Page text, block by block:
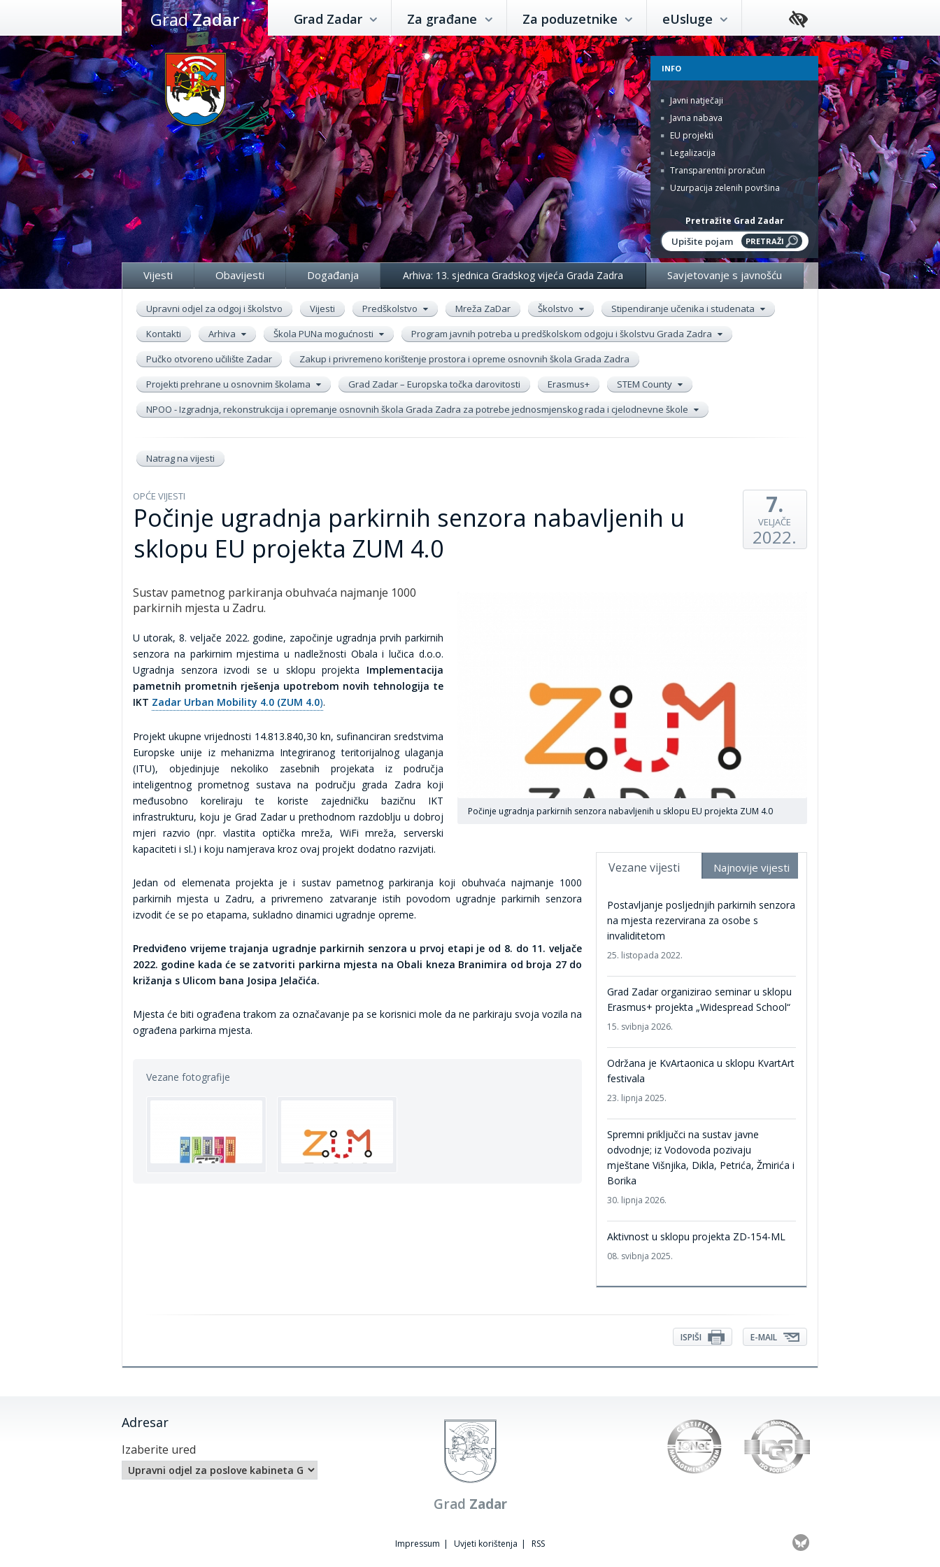
Preskoči
na
sadržaj
GradZadar Grad Zadar Za građane Za poduzetnike eUsluge
INFO
Javni natječaji
Javna nabava
EU projekti
Legalizacija
Transparentni proračun
Uzurpacija zelenih površina
Pretražite Grad Zadar
Vijesti Obavijesti Događanja Arhiva: 13. sjednica Gradskog vijeća Grada Zadra Savjetovanje s javnošću
Upravni odjel za odgoj i školstvo Vijesti Predškolstvo Mreža ZaDar Školstvo
Stipendiranje učenika i studenata
Kontakti
Arhiva Škola PUNa mogućnosti
Program javnih potreba u predškolskom odgoju i školstvu Grada Zadra
Pučko otvoreno učilište Zadar
Zakup i privremeno korištenje prostora i opreme osnovnih škola Grada Zadra
Projekti prehrane u osnovnim školama
Grad Zadar – Europska točka darovitosti Erasmus+
STEM County
NPOO - Izgradnja, rekonstrukcija i opremanje osnovnih škola Grada Zadra za potrebe jednosmjenskog rada i cjelodnevne škole
Natrag na vijesti
OPĆE VIJESTI
Počinje ugradnja parkirnih senzora nabavljenih u
sklopu EU projekta ZUM 4.0
7.
VELJAČE
2022.
Počinje ugradnja parkirnih senzora nabavljenih u sklopu EU projekta ZUM 4.0
Vezane vijesti Najnovije vijesti
Postavljanje posljednjih parkirnih senzora
na mjesta rezervirana za osobe s
invaliditetom
25. listopada 2022.
Grad Zadar organizirao seminar u sklopu
Erasmus+ projekta „Widespread School“
15. svibnja 2026.
Održana je KvArtaonica u sklopu KvartArt
festivala
23. lipnja 2025.
Spremni priključci na sustav javne
odvodnje; iz Vodovoda pozivaju
mještane Višnjika, Dikla, Petrića, Žmirića i
Borika
30. lipnja 2026.
Aktivnost u sklopu projekta ZD-154-ML
08. svibnja 2025.
Sustav pametnog parkiranja obuhvaća najmanje 1000
parkirnih mjesta u Zadru.
U utorak, 8. veljače 2022. godine, započinje ugradnja prvih parkirnih
senzora na parkirnim mjestima u nadležnosti Obala i lučica d.o.o.
Ugradnja senzora izvodi se u sklopu projekta Implementacija
pametnih prometnih rješenja upotrebom novih tehnologija te
IKT Zadar Urban Mobility 4.0 (ZUM 4.0).
Projekt ukupne vrijednosti 14.813.840,30 kn, sufinanciran sredstvima
Europske unije iz mehanizma Integriranog teritorijalnog ulaganja
(ITU), objedinjuje nekoliko zasebnih projekata iz područja
inteligentnog prometnog sustava na području grada Zadra koji
međusobno koreliraju te koriste zajedničku bazičnu IKT
infrastrukturu, koju je Grad Zadar u prethodnom razdoblju u dobroj
mjeri razvio (npr. vlastita optička mreža, WiFi mreža, serverski
kapaciteti i sl.) i koju namjerava kroz ovaj projekt dodatno razvijati.
Jedan od elemenata projekta je i sustav pametnog parkiranja koji obuhvaća najmanje 1000
parkirnih mjesta u Zadru, a privremeno zatvaranje istih povodom ugradnje parkirnih senzora
izvodit će se po etapama, sukladno dinamici ugradnje opreme.
Predviđeno vrijeme trajanja ugradnje parkirnih senzora u prvoj etapi je od 8. do 11. veljače
2022. godine kada će se zatvoriti parkirna mjesta na Obali kneza Branimira od broja 27 do
križanja s Ulicom bana Josipa Jelačića.
Mjesta će biti ograđena trakom za označavanje pa se korisnici mole da ne parkiraju svoja vozila na
ograđena parkirna mjesta.
Vezane fotografije
E-MAIL
ISPIŠI
Adresar
Izaberite ured
Grad Zadar
Impressum Uvjeti korištenja RSS